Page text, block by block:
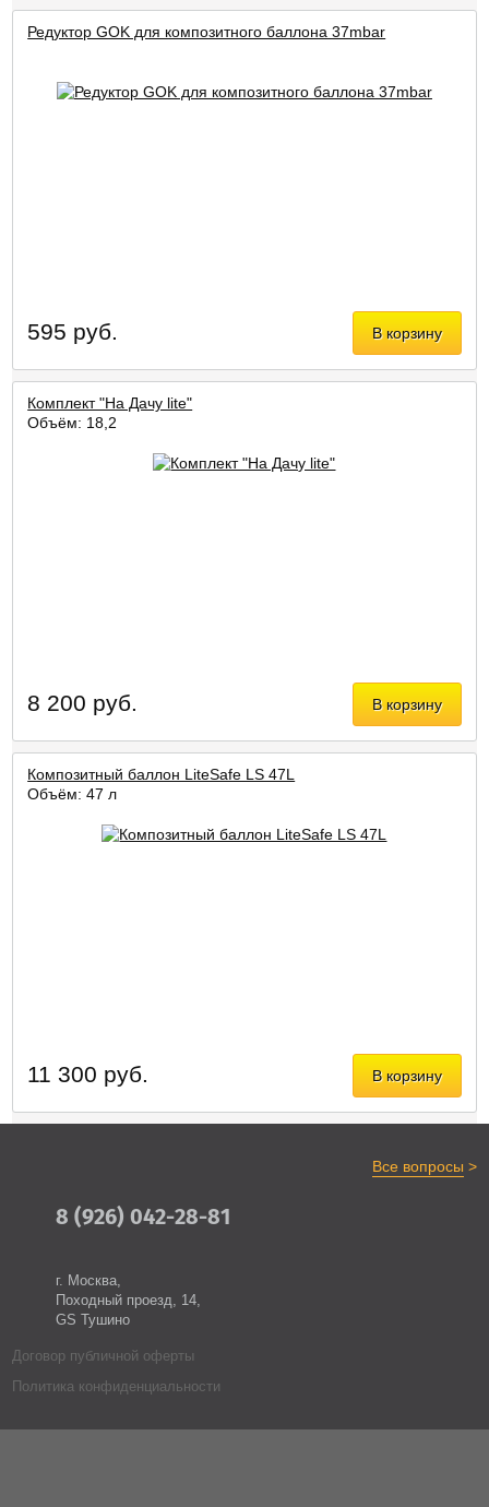
Редуктор GOK для композитного баллона 37mbar
В корзину
595 руб.
Комплект "На Дачу lite"
Объём: 18,2
В корзину
8 200 руб.
Композитный баллон LiteSafe LS 47L
Объём: 47 л
В корзину
11 300 руб.
Все вопросы >
8 (926) 042-28-81
г. Москва,
Походный проезд, 14,
GS Тушино
Договор публичной оферты
Политика конфиденциальности